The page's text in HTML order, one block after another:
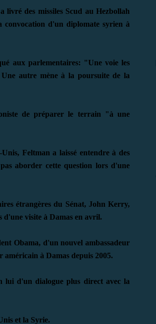
livré des missiles Scud au Hezbollah
convocation d'un diplomate syrien à
aux parlementaires: "Une voie les
autre mène à la poursuite de la
de préparer le terrain "à une
Feltman a laissé entendre à des
aborder cette question lors d'une
étrangères du Sénat, John Kerry,
d'une visite à Damas en avril.
Obama, d'un nouvel ambassadeur
à Damas depuis 2005.
lui d'un dialogue plus direct avec la
et la Syrie.